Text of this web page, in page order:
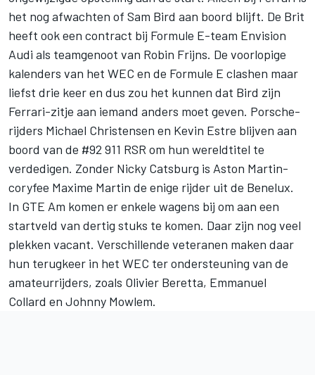
het nog afwachten of Sam Bird aan boord blijft. De Brit
heeft ook een contract bij Formule E-team Envision
Audi als teamgenoot van Robin Frijns. De voorlopige
kalenders van het WEC en de Formule E clashen maar
liefst drie keer en dus zou het kunnen dat Bird zijn
Ferrari-zitje aan iemand anders moet geven. Porsche-
rijders Michael Christensen en Kevin Estre blijven aan
boord van de #92 911 RSR om hun wereldtitel te
verdedigen. Zonder Nicky Catsburg is Aston Martin-
coryfee Maxime Martin de enige rijder uit de Benelux.
In GTE Am komen er enkele wagens bij om aan een
startveld van dertig stuks te komen. Daar zijn nog veel
plekken vacant. Verschillende veteranen maken daar
hun terugkeer in het WEC ter ondersteuning van de
amateurrijders, zoals Olivier Beretta, Emmanuel
Collard en Johnny Mowlem.